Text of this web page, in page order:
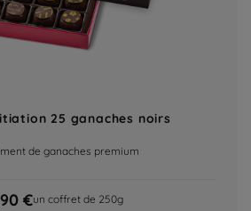
25 ganaches noirs
de ganaches premium
€un coffret de 250g